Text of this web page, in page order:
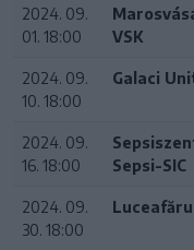
2024. 09.
01. 18:00
VSK
2024. 09.
10. 18:00
Galaci
2024. 09.
16. 18:00
Sepsi-SIC
2024. 09.
30. 18:00